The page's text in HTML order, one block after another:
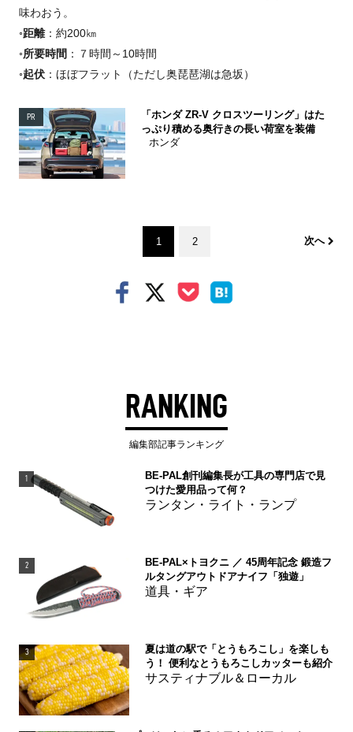
味わおう。
◦距離：約200㎞
◦所要時間 ：７時間～10時間
◦起伏 ：ほぼフラット（ただし奥琵琶湖は急坂）
PR
「ホンダ ZR-V クロスツーリング」はた
っぷり積める奥行きの長い荷室を装備
ホンダ
1 2 次へ
RANKING
編集部記事ランキング
1
BE-PAL創刊編集長が工具の専門店で見
つけた愛用品って何？
ランタン・ライト・ランプ
2
BE-PAL×トヨクニ ／ 45周年記念 鍛造フ
ルタングアウトドアナイフ「独遊」
道具・ギア
3
夏は道の駅で「とうもろこし」を楽しも
う！ 便利なとうもろこしカッターも紹介
サスティナブル＆ローカル